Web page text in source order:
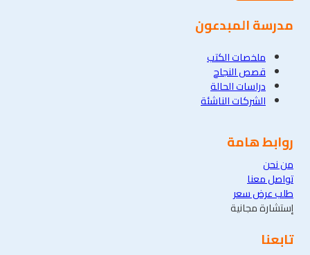
مدرسة المبدعون
ملخصات الكتب
قصص النجاح
دراسات الحالة
الشركات الناشئة
روابط هامة
من نحن
تواصل معنا
طلب عرض سعر
إستشارة مجانية
تابعنا